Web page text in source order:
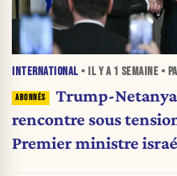
INTERNATIONAL • IL Y A 1 SEMAINE •
Trump-
rencontre sous
Premier ministre